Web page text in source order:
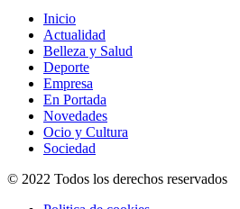
Inicio
Actualidad
Belleza y Salud
Deporte
Empresa
En Portada
Novedades
Ocio y Cultura
Sociedad
© 2022 Todos los derechos reservados